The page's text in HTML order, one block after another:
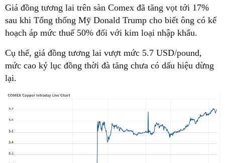
Giá đồng tương lai trên sàn Comex đã tăng vọt tới 17%
sau khi Tổng thống Mỹ Donald Trump cho biết ông có kế
hoạch áp mức thuế 50% đối với kim loại nhập khẩu.
Cụ thể, giá đồng tương lai vượt mức 5.7 USD/pound,
mức cao kỷ lục đồng thời đà tăng chưa có dấu hiệu dừng
lại.